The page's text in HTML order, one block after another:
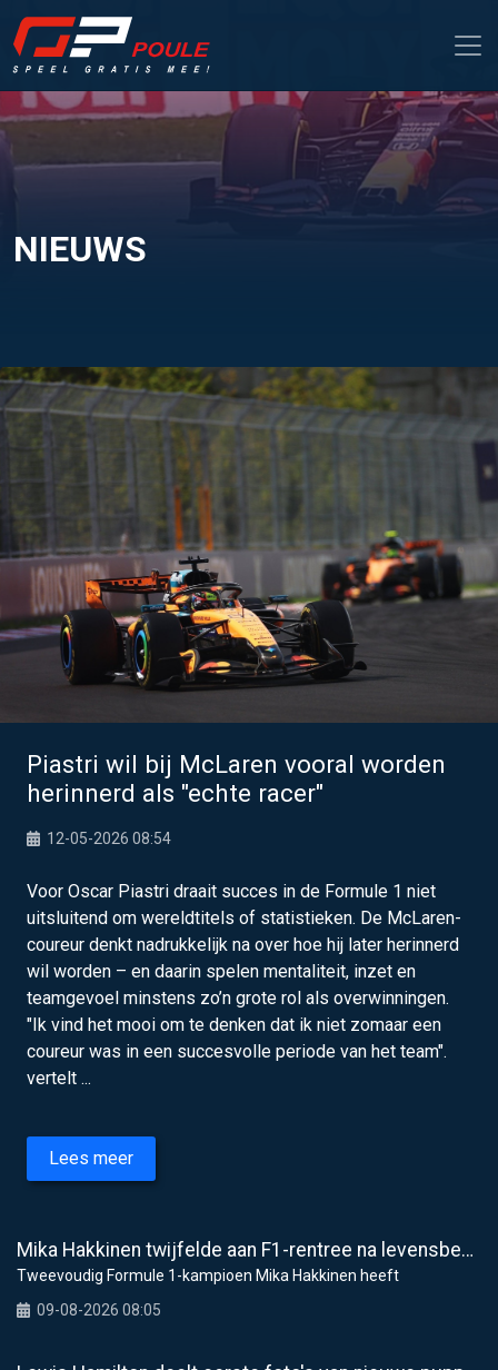
NIEUWS
Piastri wil bij McLaren vooral worden
herinnerd als "echte racer"
12-05-2026 08:54
Voor Oscar Piastri draait succes in de Formule 1 niet
uitsluitend om wereldtitels of statistieken. De McLaren-
coureur denkt nadrukkelijk na over hoe hij later herinnerd
wil worden – en daarin spelen mentaliteit, inzet en
teamgevoel minstens zo’n grote rol als overwinningen.
"Ik vind het mooi om te denken dat ik niet zomaar een
coureur was in een succesvolle periode van het team".
vertelt ...
Lees meer
Mika Hakkinen twijfelde aan F1-rentree na levensbedreigende crash in 1995
Tweevoudig Formule 1-kampioen Mika Hakkinen heeft
09-08-2026 08:05